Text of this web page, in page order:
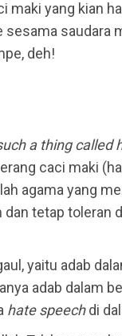
maki yang kian
sesama saudara
deh!
a thing called
caci maki
agama yang
tetap toleran
yaitu adab
adab dalam
hate speechdi